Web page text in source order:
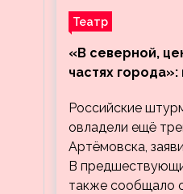
Театр
«В северной,
частях
кварталов
Российские
овладели ещё
Артёмовска,
В
также сообщало